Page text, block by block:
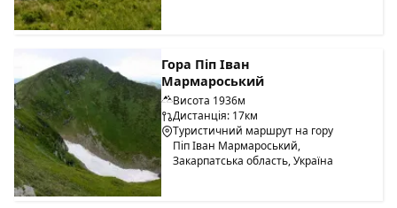
Гора Піп Іван
Мармароський
Висота 1936м
Дистанція: 17км
Туристичний маршрут на гору
Піп Іван Мармароський,
Закарпатська область, Україна